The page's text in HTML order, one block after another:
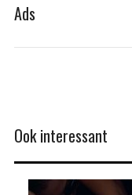
Ads
Ook interessant